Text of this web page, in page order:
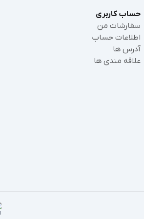
حساب کاربری
سفارشات من
اطلاعات حساب
آدرس ها
علاقه مندی ها